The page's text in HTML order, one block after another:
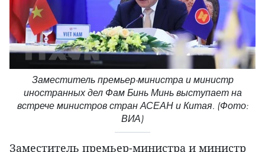
Заместитель премьер-министра и министр
иностранных дел Фам Бинь Минь выступает на
встрече министров стран АСЕАН и Китая. (Фото:
ВИА)
Заместитель премьер-министра и министр